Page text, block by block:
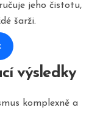
jeho čistotu,
šarži.
výsledky
komplexně a